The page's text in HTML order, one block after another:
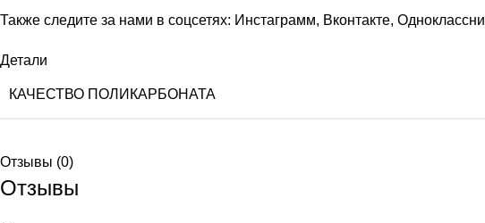
Также следите за нами в соцсетях: Инстаграмм, Вконтакте,
Детали
КАЧЕСТВО ПОЛИКАРБОНАТА
Отзывы (0)
Отзывы